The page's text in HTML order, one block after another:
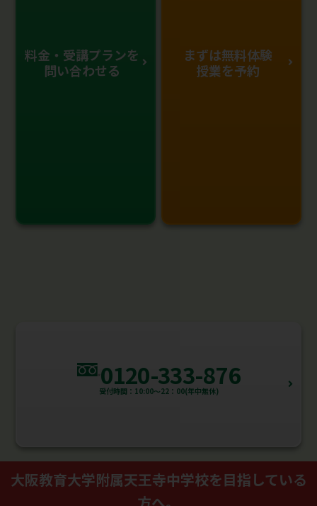
料金・受講プランを
問い合わせる
まずは無料体験
授業を予約
0120-333-876
受付時間：10:00～22：00(年中無休)
大阪教育大学附属天王寺中学校を⽬指している